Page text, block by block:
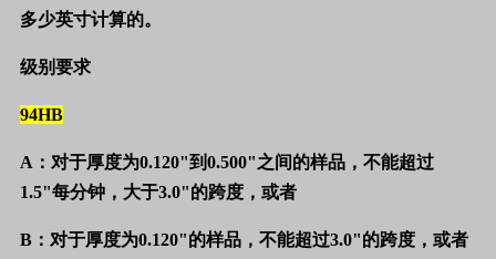
多少英寸计算的。
级别要求
94HB
A ：对于厚度为0.120"到0.500"之间的样品，不能超过
1.5"每分钟，大于3.0"的跨度，或者
B ：对于厚度为0.120"的样品，不能超过3.0"的跨度，或者